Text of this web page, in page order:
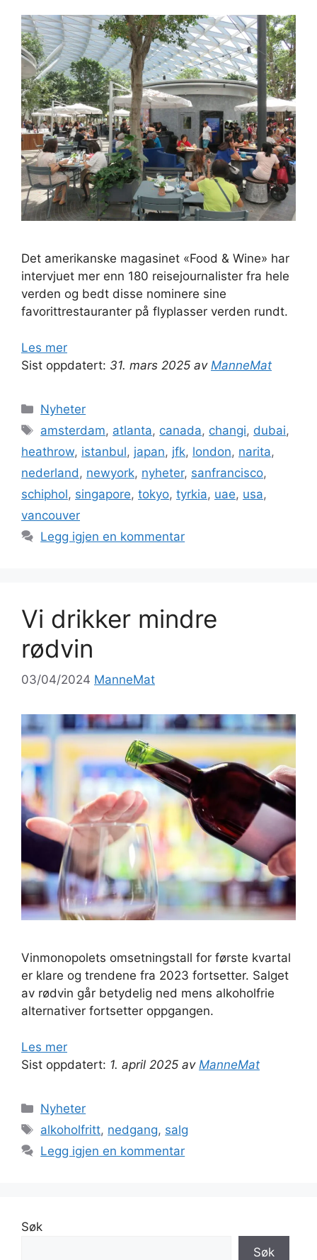
Det amerikanske magasinet «Food & Wine» har
intervjuet mer enn 180 reisejournalister fra hele
verden og bedt disse nominere sine
favorittrestauranter på flyplasser verden rundt.
Les mer
Sist oppdatert: 31. mars 2025 av ManneMat
Kategorier
Nyheter
Stikkord
amsterdam, atlanta, canada, changi, dubai,
heathrow, istanbul, japan, jfk, london, narita,
nederland , newyork, nyheter, sanfrancisco,
schiphol, singapore, tokyo, tyrkia, uae, usa,
vancouver
Legg igjen en kommentar
Vi drikker mindre
rødvin
03/04/2024 ManneMat
Vinmonopolets omsetningstall for første kvartal
er klare og trendene fra 2023 fortsetter. Salget
av rødvin går betydelig ned mens alkoholfrie
alternativer fortsetter oppgangen.
Les mer
Sist oppdatert: 1. april 2025 av ManneMat
Kategorier
Nyheter
Stikkord
alkoholfritt, nedgang, salg
Legg igjen en kommentar
Søk
Søk